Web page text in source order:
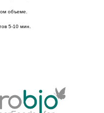
объеме.
5-10 мин.